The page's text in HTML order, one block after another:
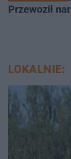
Przewoził
LOKALNIE: